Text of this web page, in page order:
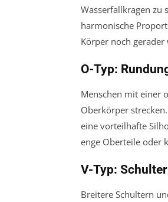
Wasserfallkragen zu
harmonische
Körper noch gerader
O-Typ:
Menschen mit einer
Oberkörper
eine vorteilhafte
enge Oberteile oder
V-Typ:
Breitere Schultern